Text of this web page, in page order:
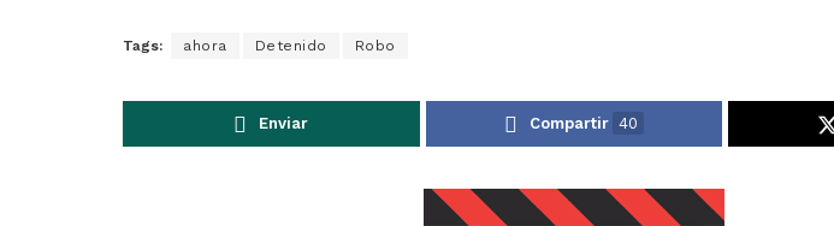
Tags: ahora Detenido Robo
Enviar Compartir 40